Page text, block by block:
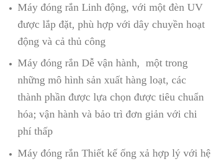
Máy đóng rắn Linh động, với một đèn UV
được lắp đặt, phù hợp với dây chuyền hoạt
động và cả thủ công
Máy đóng rắn Dễ vận hành, một trong
những mô hình sản xuất hàng loạt, các
thành phần được lựa chọn được tiêu chuẩn
hóa; vận hành và bảo trì đơn giản với chi
phí thấp
Máy đóng rắn Thiết kế ống xả hợp lý với hệ